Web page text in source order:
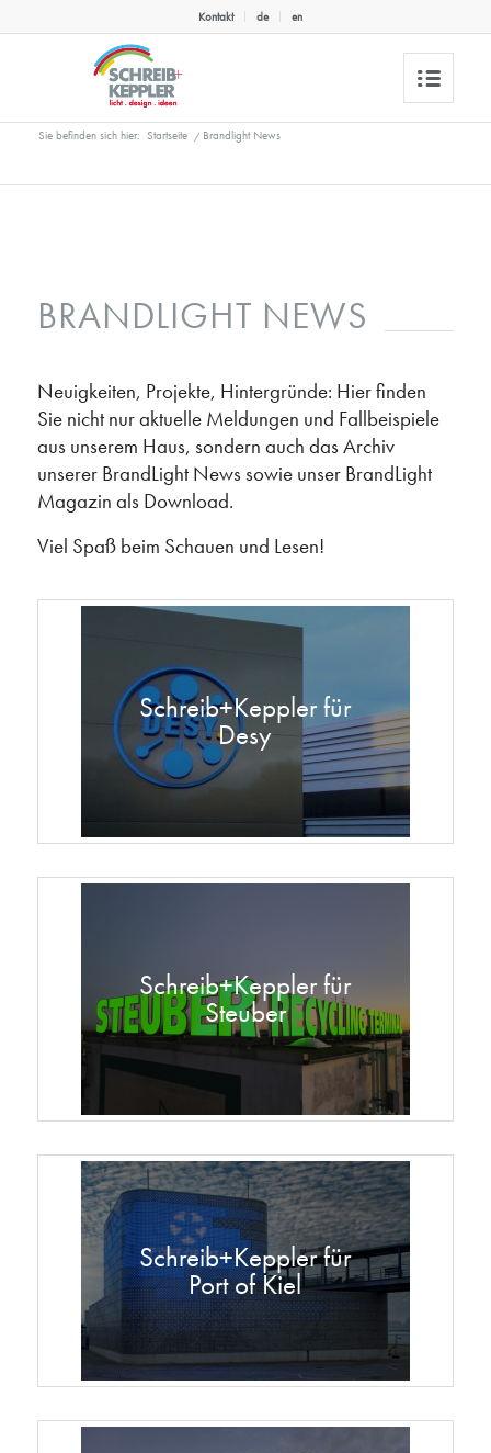
Kontakt de en
Sie befinden sich hier: Startseite / Brandlight News
BRANDLIGHT NEWS
Neuigkeiten, Projekte, Hintergründe: Hier finden
Sie nicht nur aktuelle Meldungen und Fallbeispiele
aus unserem Haus, sondern auch das Archiv
unserer BrandLight News sowie unser BrandLight
Magazin als Download.
Viel Spaß beim Schauen und Lesen!
Schreib+Keppler für
Desy
Schreib+Keppler für
Steuber
Schreib+Keppler für
Port of Kiel